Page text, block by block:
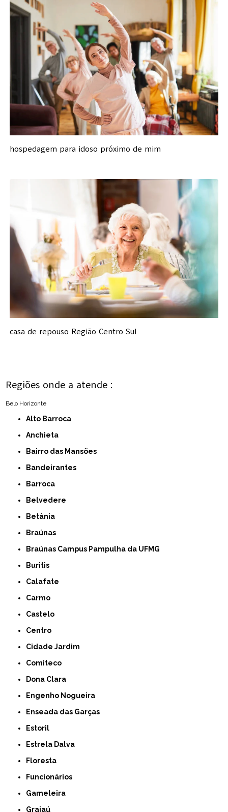
hospedagem para idoso próximo de mim
casa de repouso Região Centro Sul
Regiões onde a atende :
Belo Horizonte
Alto Barroca
Anchieta
Bairro das Mansões
Bandeirantes
Barroca
Belvedere
Betânia
Braúnas
Braúnas Campus Pampulha da UFMG
Buritis
Calafate
Carmo
Castelo
Centro
Cidade Jardim
Comiteco
Dona Clara
Engenho Nogueira
Enseada das Garças
Estoril
Estrela Dalva
Floresta
Funcionários
Gameleira
Grajaú